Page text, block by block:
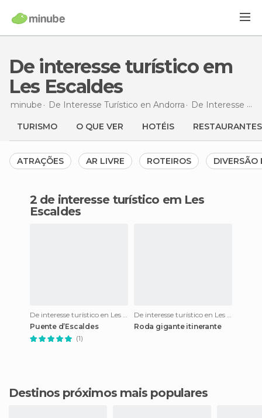
De interesse turístico em
Les Escaldes
minube De Interesse Turístico en Andorra De Interesse Turístico en
TURISMO O QUE VER HOTÉIS RESTAURANTES
ATRAÇÕES AR LIVRE ROTEIROS DIVERSÃO
2 de interesse turístico em Les
Escaldes
De interesse turístico en Les Escaldes
Puente d’Escaldes
(1)
De interesse turístico en Les Escaldes
Roda gigante itinerante
Destinos próximos mais populares